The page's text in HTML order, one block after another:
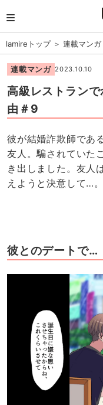
lamireトップ＞ 連載マンガ
連載マンガ 2023.10.10
高級レストラン
由＃9
彼が結婚詐欺師であ
友人。騙されていた
き出しました。友人
えようと決意して…。
彼とのデートで…